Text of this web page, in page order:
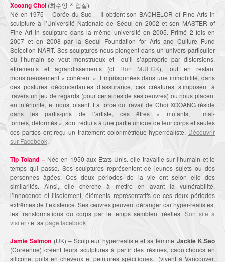
Xooang Choi (최수앙 작업실)
Né en 1975 – Corée du Sud – Il obtient son BACHELOR of Fine Arts in
sculpture à l’Université Nationale de Séoul en 2002 et son MASTER of
Fine Art in sculpture dans la même université en 2005. Primé 2 fois en
2007 et en 2008 par la Seoul Foundation for Arts and Culture Fund
Selection NART. Ses sculptures nous plongent dans un univers particulier
où l’humain se veut monstrueux et qu’il s’approprie par distorsions,
étirements et agrandissements (cf Ron MUECK), tout en restant
monstrueusement « cohérent ». Emprisonnées dans une immobilité, dans
des postures déconcertantes d’assurance, ces créatures s’imposent à
travers un jeu de regards (pour certaines de ses oeuvres) ou nous placent
en infériorité, et nous toisent. La force du travail de Choi XOOANG réside
dans les partis-pris de l’artiste, ces êtres « mutants, mal-
formés, déformés », sont réduits à une partie unique de leur corps et seules
ces parties ont reçu un traitement colorimétrique hyperréaliste. Découvrir
sur Facebook.
Tip Toland – Née en 1950 aux Etats-Unis. elle travaille sur l’humain et le
temps qui passe. Ses sculptures représentent de jeunes sujets ou des
personnes âgées. Ces deux périodes de la vie ont selon elle des
similarités. Ainsi, elle cherche à mettre en avant la vulnérabilité,
l’innocence et l’isolement, éléments représentatifs de ces deux périodes
extrêmes de l’existence. Ses œuvres peuvent déranger car hyper-réalistes,
les transformations du corps par le temps semblent réelles.Son site à
visiter/ et sa page facebook
Jamie Salmon (UK) – Sculpteur hyperrealiste et sa femme Jackie K.Seo
(Coréenne) créent leurs sculptures à partir des résines, caoutchoucs en
silicone, poils en cheveux et peintures spécifiques.. (vivent à Vancouver,